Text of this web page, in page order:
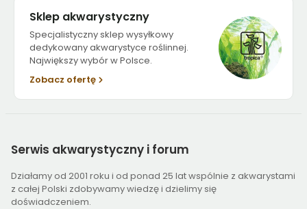
Sklep akwarystyczny
Specjalistyczny sklep wysyłkowy
dedykowany akwarystyce roślinnej.
Największy wybór w Polsce.
Zobacz ofertę
Serwis akwarystyczny i forum
Działamy od 2001 roku i od ponad 25 lat wspólnie z akwarystami
z całej Polski zdobywamy wiedzę i dzielimy się
doświadczeniem.